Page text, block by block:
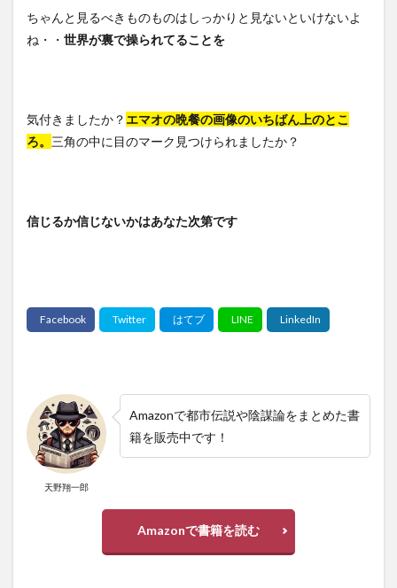
ちゃんと見るべきものものはしっかりと見ないといけないよ
ね・・ 世界が裏で操られてることを
気付きましたか？ エマオの晩餐の画像のいちばん上のとこ
ろ。 三角の中に目のマーク見つけられましたか？
信じるか信じないかはあなた次第です
天野翔一郎
Amazonで都市伝説や陰謀論をまとめた書
籍を販売中です！
Amazonで書籍を読む